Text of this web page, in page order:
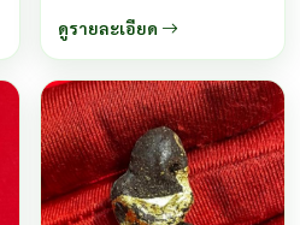
ความเฮี้ยน ของกุมารเก้าโกศ
พรายกอบทรัพย์ เป็นกุมารทองกึ่ง
เมตตามหานิยม และเมตตา
ค้าขาย เหมาะสำหรับเลี้ยงไว้
เรียกโชคลาค ...
ดูรายละเอียด